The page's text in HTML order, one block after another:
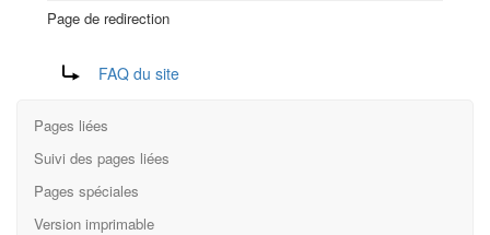
Page de redirection
Rediriger vers :
FAQ du site
Pages liées
Suivi des pages liées
Pages spéciales
Version imprimable